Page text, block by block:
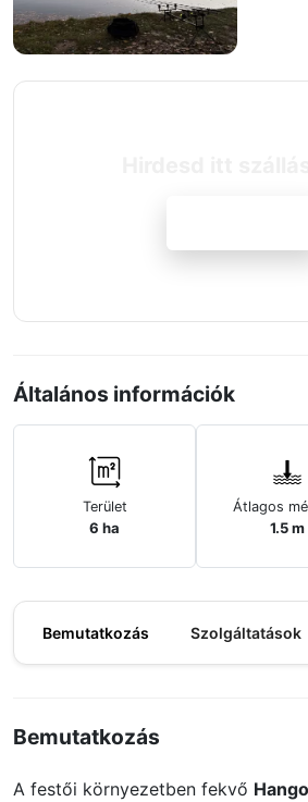
Általános információk
Terület
6 ha
Átlagos
1.5 m
Bemutatkozás Szolgáltatások
Bemutatkozás
A festői környezetben fekvő